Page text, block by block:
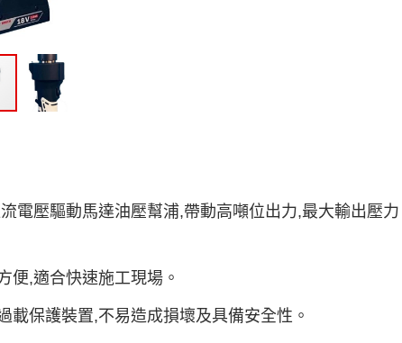
電壓驅動馬達油壓幫浦,帶動高噸位出力,最大輸出壓
便,適合快速施工現場。
載保護裝置,不易造成損壞及具備安全性。